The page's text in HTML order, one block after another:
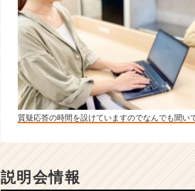
質疑応答の時間を設けていますのでなんでも聞い
説明会情報